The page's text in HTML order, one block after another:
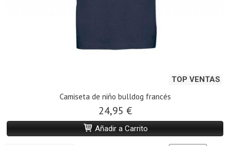
TOP VENTAS
Camiseta de niño bulldog francés
24,95 €
Añadir a Carrito